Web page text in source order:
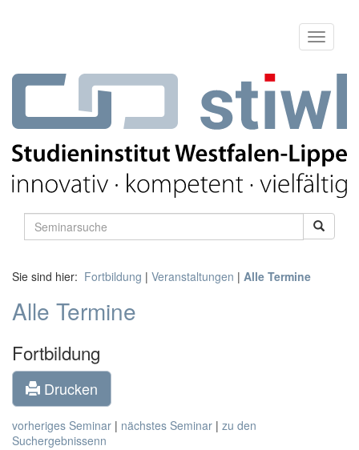
Sie sind hier: Fortbildung | Veranstaltungen | Alle Termine
Alle Termine
Fortbildung
Drucken
vorheriges Seminar | nächstes Seminar | zu den
Suchergebnissenn